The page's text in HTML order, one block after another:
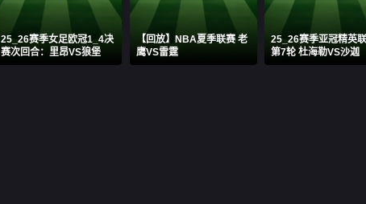
25_26赛季女足欧冠1_4决
赛次回合：里昂VS狼堡
【回放】NBA夏季联赛 老
鹰VS雷霆
25_26赛季亚冠精英
第7轮 杜海勒VS沙迦